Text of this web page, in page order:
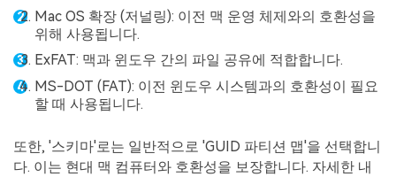
Mac OS 확장 (저널링): 이전 맥 운영 체제와의 호환성을
위해 사용됩니다.
ExFAT: 맥과 윈도우 간의 파일 공유에 적합합니다.
MS-DOT (FAT): 이전 윈도우 시스템과의 호환성이 필요
할 때 사용됩니다.
또한, '스키마'로는 일반적으로 'GUID 파티션 맵'을 선택합니
다. 이는 현대 맥 컴퓨터와 호환성을 보장합니다. 자세한 내